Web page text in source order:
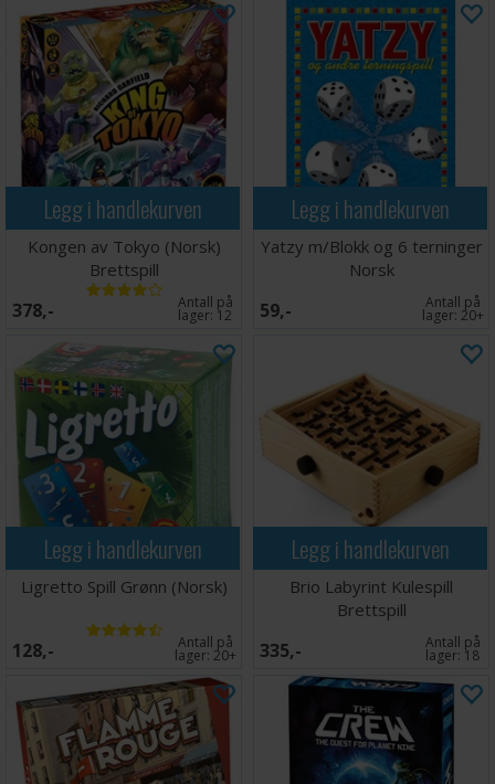
Legg i handlekurven
Kongen av Tokyo (Norsk)
Brettspill
378,- Antall på
lager: 12
Legg i handlekurven
Yatzy m/Blokk og 6 terninger
Norsk
59,- Antall på
lager: 20+
Legg i handlekurven
Ligretto Spill Grønn (Norsk)
128,- Antall på
lager: 20+
Legg i handlekurven
Brio Labyrint Kulespill
Brettspill
335,- Antall på
lager: 18